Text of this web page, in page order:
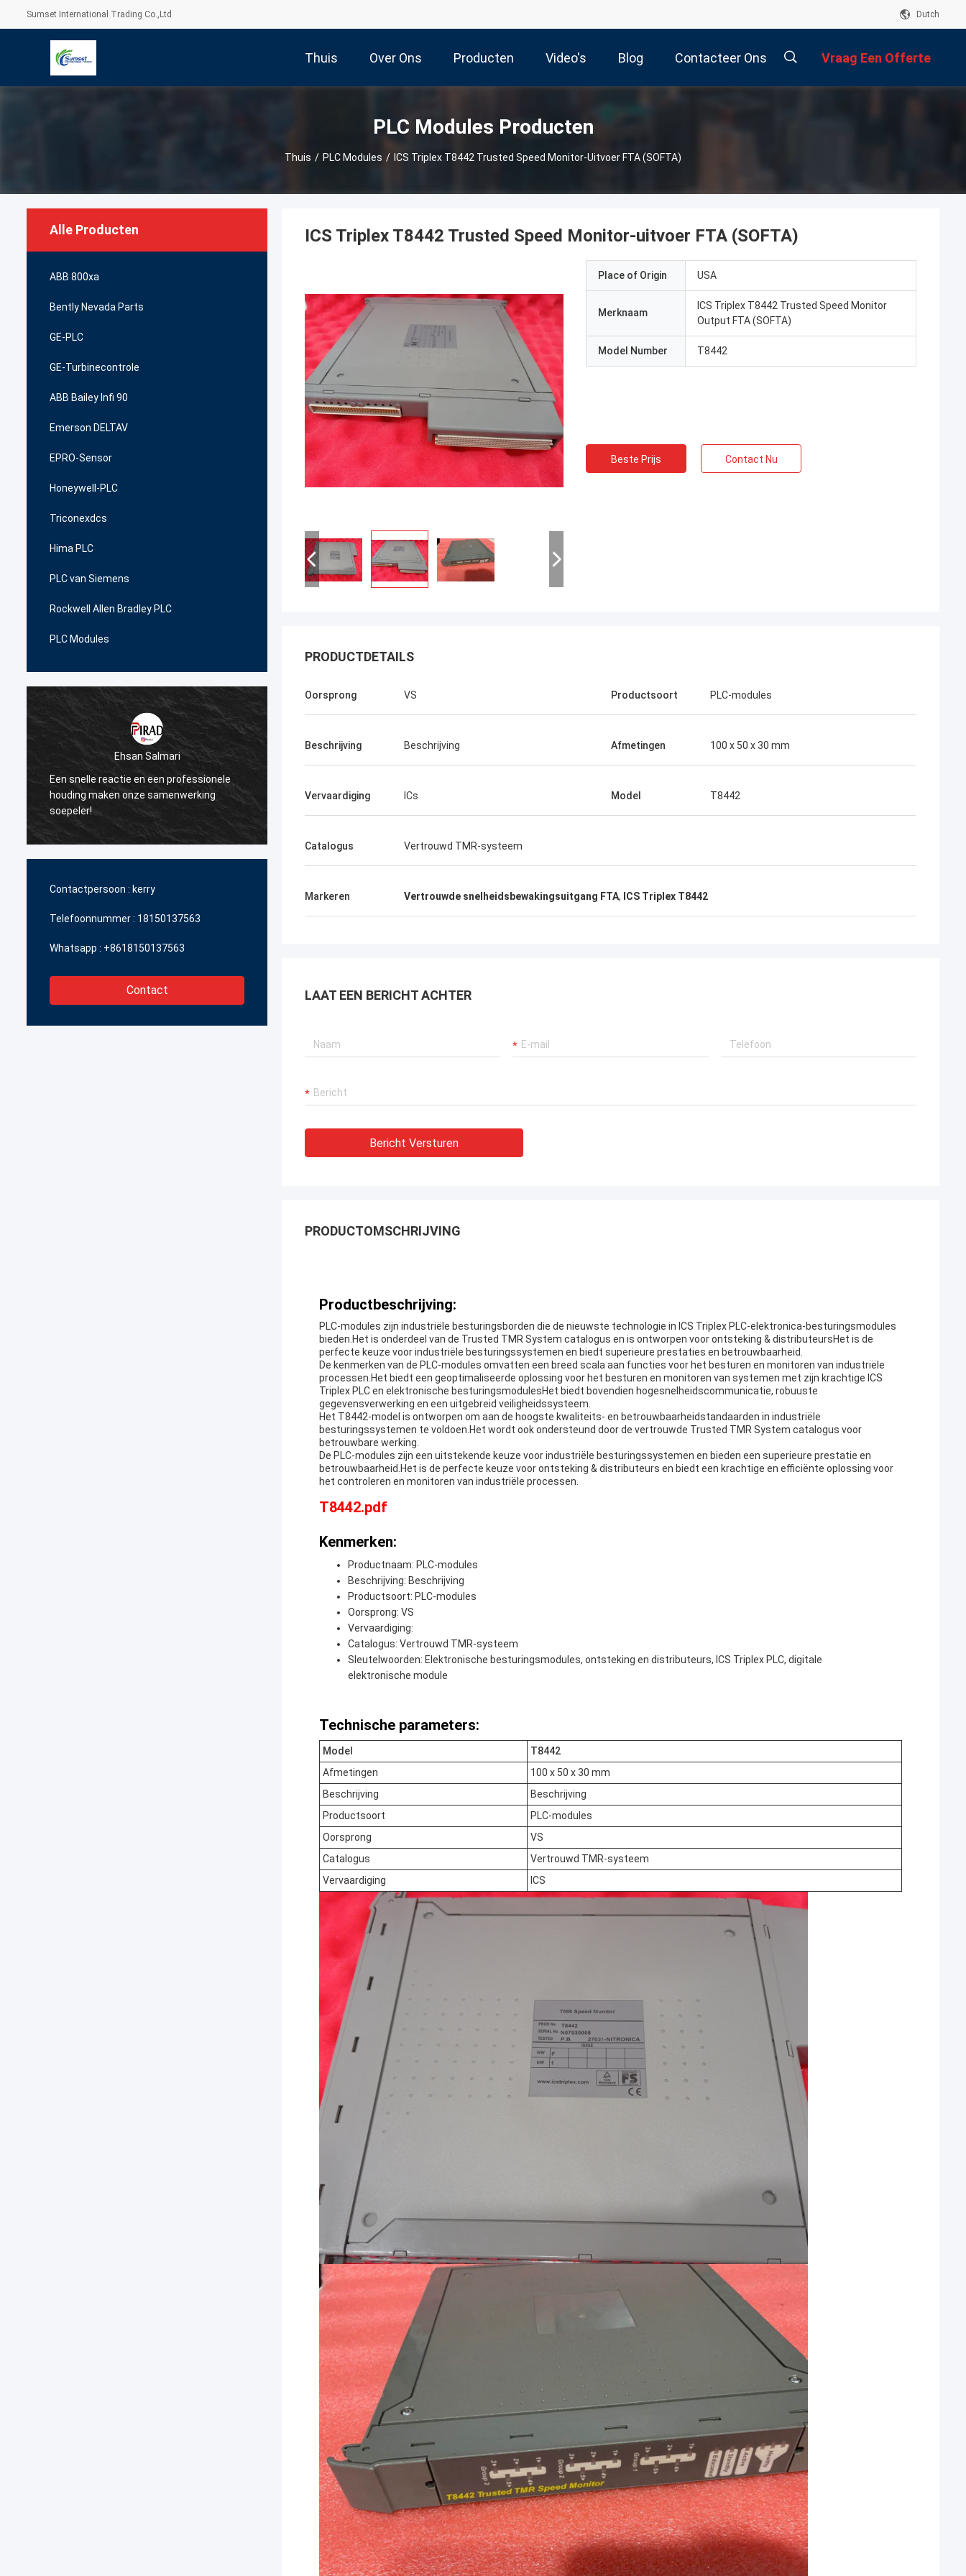
Sumset International Trading Co.,Ltd Dutch
Thuis Over Ons Producten Video's Blog Contacteer Ons Vraag Een Offerte
PLC Modules Producten
Thuis / PLC Modules / ICS Triplex T8442 Trusted Speed ​​Monitor-Uitvoer FTA (SOFTA)
Alle Producten
ABB 800xa
Bently Nevada Parts
GE-PLC
GE-Turbinecontrole
ABB Bailey Infi 90
Emerson DELTAV
EPRO-Sensor
Honeywell-PLC
Triconexdcs
Hima PLC
PLC van Siemens
Rockwell Allen Bradley PLC
PLC Modules
een professionele
samenwerking
Bruno Nascimento
Dank u voor uw voortdurende hulp en
steun bij het leveren van hoogwaardige en
betaalbare producten.
Contactpersoon : kerry
Telefoonnummer : 18150137563
Whatsapp : +8618150137563
Contact
ICS Triplex T8442 Trusted Speed ​​Monitor-uitvoer FTA (SOFTA)
Place of Origin USA
Merknaam
ICS Triplex T8442 Trusted Speed Monitor
Output FTA (SOFTA)
Model Number T8442
Beste Prijs Contact Nu
PRODUCTDETAILS
Oorsprong VS Productsoort PLC-modules
Beschrijving Beschrijving Afmetingen 100 x 50 x 30 mm
Vervaardiging ICs Model T8442
Catalogus Vertrouwd TMR-systeem
Markeren Vertrouwde snelheidsbewakingsuitgang FTA, ICS Triplex T8442
LAAT EEN BERICHT ACHTER
Bericht Versturen
PRODUCTOMSCHRIJVING
Productbeschrijving:
PLC-modules zijn industriële besturingsborden die de nieuwste technologie in ICS Triplex PLC-elektronica-besturingsmodules
bieden.Het is onderdeel van de Trusted TMR System catalogus en is ontworpen voor ontsteking & distributeursHet is de
perfecte keuze voor industriële besturingssystemen en biedt superieure prestaties en betrouwbaarheid.
De kenmerken van de PLC-modules omvatten een breed scala aan functies voor het besturen en monitoren van industriële
processen.Het biedt een geoptimaliseerde oplossing voor het besturen en monitoren van systemen met zijn krachtige ICS
Triplex PLC en elektronische besturingsmodulesHet biedt bovendien hogesnelheidscommunicatie, robuuste
gegevensverwerking en een uitgebreid veiligheidssysteem.
Het T8442-model is ontworpen om aan de hoogste kwaliteits- en betrouwbaarheidstandaarden in industriële
besturingssystemen te voldoen.Het wordt ook ondersteund door de vertrouwde Trusted TMR System catalogus voor
betrouwbare werking.
De PLC-modules zijn een uitstekende keuze voor industriële besturingssystemen en bieden een superieure prestatie en
betrouwbaarheid.Het is de perfecte keuze voor ontsteking & distributeurs en biedt een krachtige en efficiënte oplossing voor
het controleren en monitoren van industriële processen.
T8442.pdf
Kenmerken:
Productnaam: PLC-modules
Beschrijving: Beschrijving
Productsoort: PLC-modules
Oorsprong: VS
Vervaardiging:
Catalogus: Vertrouwd TMR-systeem
Sleutelwoorden: Elektronische besturingsmodules, ontsteking en distributeurs, ICS Triplex PLC, digitale
elektronische module
Technische parameters:
Model
T8442
Afmetingen
100 x 50 x 30 mm
Beschrijving
Beschrijving
Productsoort
PLC-modules
Oorsprong
VS
Catalogus
Vertrouwd TMR-systeem
Vervaardiging
ICS